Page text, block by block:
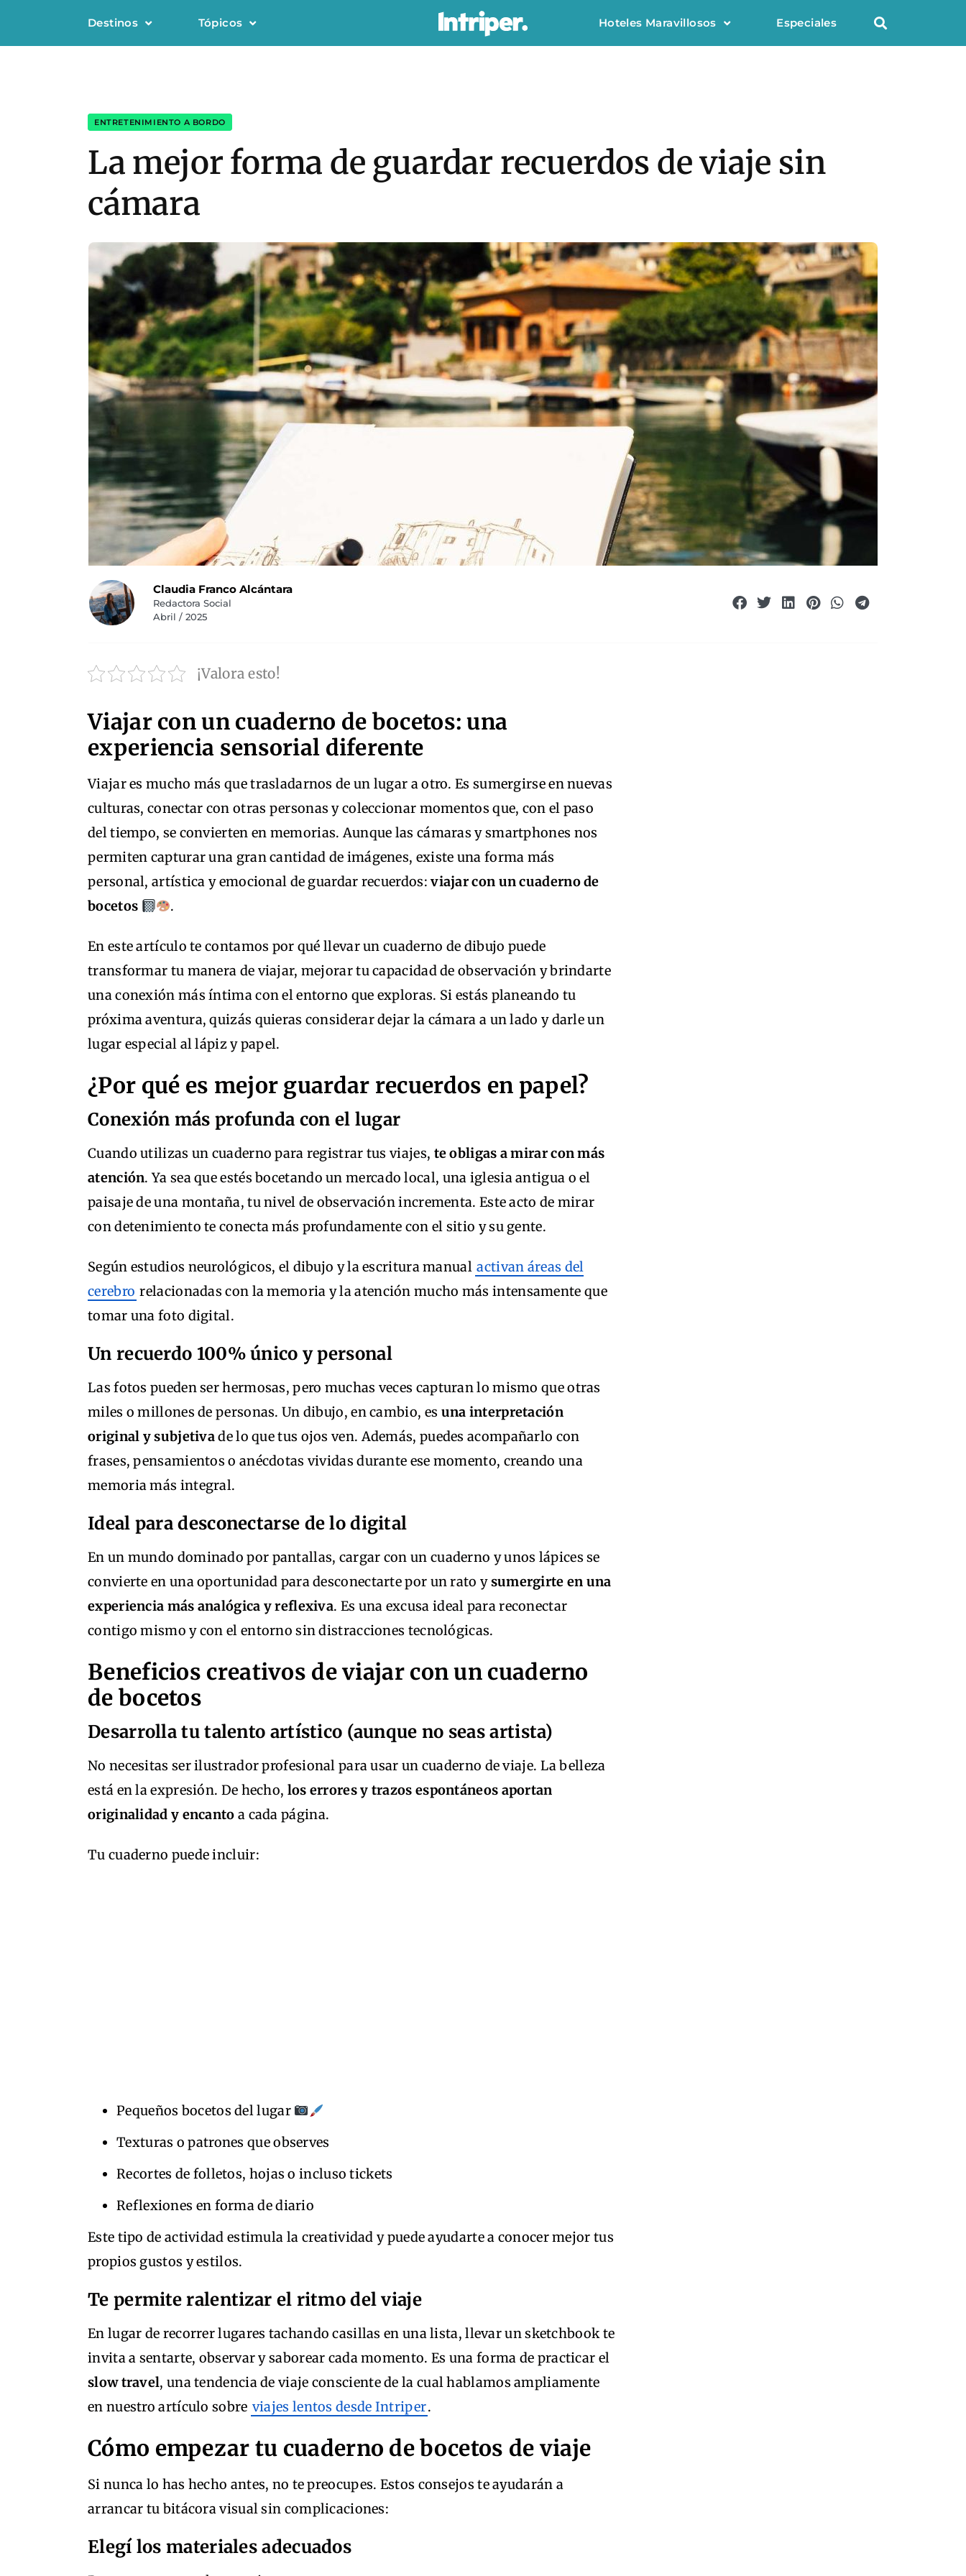
Destinos Tópicos Hoteles Maravillosos Especiales
ENTRETENIMIENTO A BORDO
La mejor forma de guardar recuerdos de viaje sin
cámara
Claudia Franco Alcántara
Redactora Social
Abril / 2025
¡Valora esto!
Viajar con un cuaderno de bocetos: una
experiencia sensorial diferente
Viajar es mucho más que trasladarnos de un lugar a otro. Es sumergirse en nuevas
culturas, conectar con otras personas y coleccionar momentos que, con el paso
del tiempo, se convierten en memorias. Aunque las cámaras y smartphones nos
permiten capturar una gran cantidad de imágenes, existe una forma más
personal, artística y emocional de guardar recuerdos:viajar con un cuaderno de
bocetos
.
En este artículo te contamos por qué llevar un cuaderno de dibujo puede
transformar tu manera de viajar, mejorar tu capacidad de observación y brindarte
una conexión más íntima con el entorno que exploras. Si estás planeando tu
próxima aventura, quizás quieras considerar dejar la cámara a un lado y darle un
lugar especial al lápiz y papel.
¿Por qué es mejor guardar recuerdos en papel?
Conexión más profunda con el lugar
Cuando utilizas un cuaderno para registrar tus viajes, te obligas a mirar con más
atención. Ya sea que estés bocetando un mercado local, una iglesia antigua o el
paisaje de una montaña, tu nivel de observación incrementa. Este acto de mirar
con detenimiento te conecta más profundamente con el sitio y su gente.
Según estudios neurológicos, el dibujo y la escritura manual activan áreas del
cerebro relacionadas con la memoria y la atención mucho más intensamente que
tomar una foto digital.
Un recuerdo 100% único y personal
Las fotos pueden ser hermosas, pero muchas veces capturan lo mismo que otras
miles o millones de personas. Un dibujo, en cambio, es una interpretación
original y subjetivade lo que tus ojos ven. Además, puedes acompañarlo con
frases, pensamientos o anécdotas vividas durante ese momento, creando una
memoria más integral.
Ideal para desconectarse de lo digital
En un mundo dominado por pantallas, cargar con un cuaderno y unos lápices se
convierte en una oportunidad para desconectarte por un rato ysumergirte en una
experiencia más analógica y reflexiva. Es una excusa ideal para reconectar
contigo mismo y con el entorno sin distracciones tecnológicas.
Beneficios creativos de viajar con un cuaderno
de bocetos
Desarrolla tu talento artístico (aunque no seas artista)
No necesitas ser ilustrador profesional para usar un cuaderno de viaje. La belleza
está en la expresión. De hecho, los errores y trazos espontáneos aportan
originalidad y encanto a cada página.
Tu cuaderno puede incluir:
Pequeños bocetos del lugar
Texturas o patrones que observes
Recortes de folletos, hojas o incluso tickets
Reflexiones en forma de diario
Este tipo de actividad estimula la creatividad y puede ayudarte a conocer mejor tus
propios gustos y estilos.
Te permite ralentizar el ritmo del viaje
En lugar de recorrer lugares tachando casillas en una lista, llevar un sketchbook te
invita a sentarte, observar y saborear cada momento. Es una forma de practicar el
slow travel, una tendencia de viaje consciente de la cual hablamos ampliamente
en nuestro artículo sobre viajes lentos desde Intriper.
Cómo empezar tu cuaderno de bocetos de viaje
Si nunca lo has hecho antes, no te preocupes. Estos consejos te ayudarán a
arrancar tu bitácora visual sin complicaciones:
Elegí los materiales adecuados